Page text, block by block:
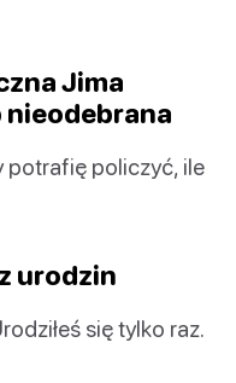
Jima
potrafię policzyć, ile
urodzin
się tylko raz.